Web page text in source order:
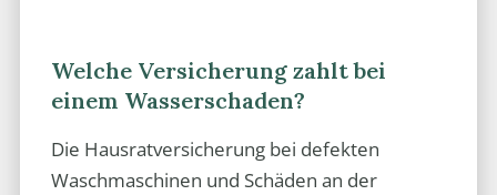
Welche Versicherung zahlt bei
einem Wasserschaden?
Die Hausratversicherung bei defekten
Waschmaschinen und Schäden an der